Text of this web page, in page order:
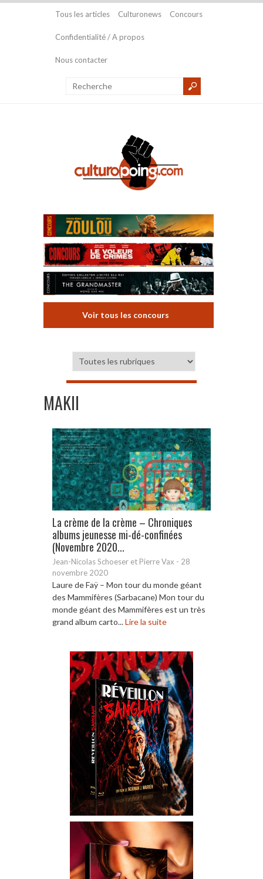
Tous les articles Culturonews Concours
Confidentialité / A propos
Nous contacter
Voir tous les concours
MAKII
La crème de la crème – Chroniques
albums jeunesse mi-dé-confinées
(Novembre 2020...
Jean-Nicolas Schoeser et Pierre Vax - 28
novembre 2020
Laure de Faÿ – Mon tour du monde géant
des Mammifères (Sarbacane) Mon tour du
monde géant des Mammifères est un très
grand album carto...Lire la suite